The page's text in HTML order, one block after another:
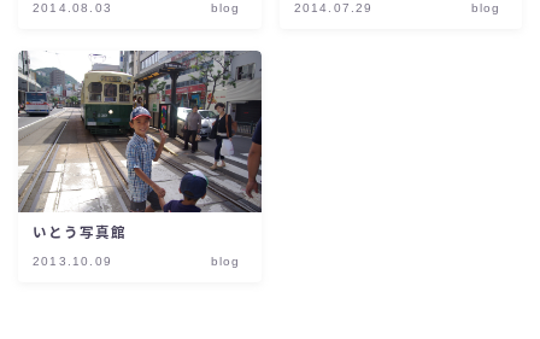
2014.08.03 blog 2014.07.29 blog
いとう写真館
2013.10.09 blog